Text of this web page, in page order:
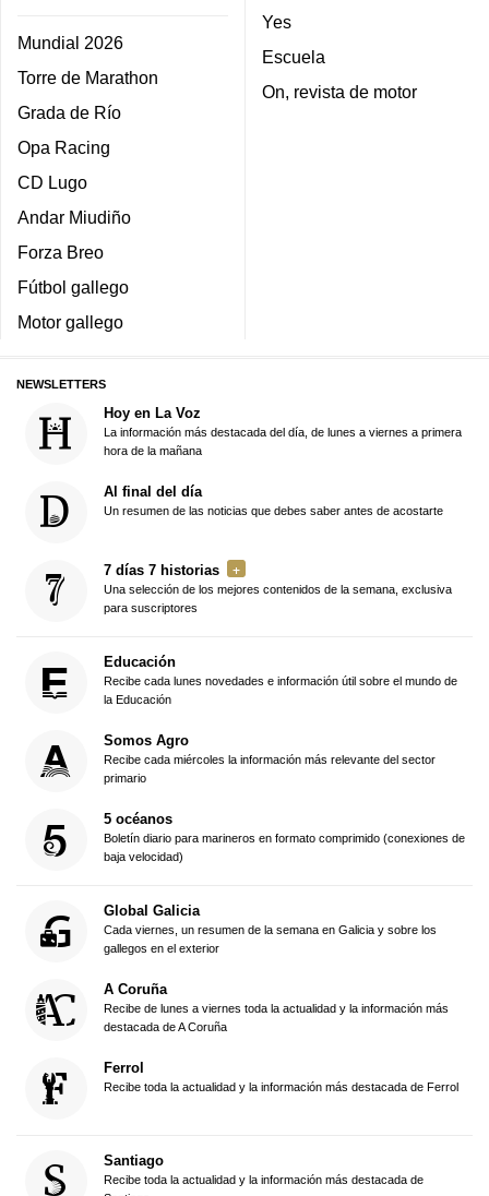
Mundial 2026
Torre de Marathon
Grada de Río
Opa Racing
CD Lugo
Andar Miudiño
Forza Breo
Fútbol gallego
Motor gallego
Yes
Escuela
On, revista de motor
NEWSLETTERS
Hoy en La Voz
La información más destacada del día, de lunes a viernes a primera
hora de la mañana
Al final del día
Un resumen de las noticias que debes saber antes de acostarte
7 días 7 historias
Una selección de los mejores contenidos de la semana, exclusiva
para suscriptores
Educación
Recibe cada lunes novedades e información útil sobre el mundo de
la Educación
Somos Agro
Recibe cada miércoles la información más relevante del sector
primario
5 océanos
Boletín diario para marineros en formato comprimido (conexiones de
baja velocidad)
Global Galicia
Cada viernes, un resumen de la semana en Galicia y sobre los
gallegos en el exterior
A Coruña
Recibe de lunes a viernes toda la actualidad y la información más
destacada de A Coruña
Ferrol
Recibe toda la actualidad y la información más destacada de Ferrol
Santiago
Recibe toda la actualidad y la información más destacada de